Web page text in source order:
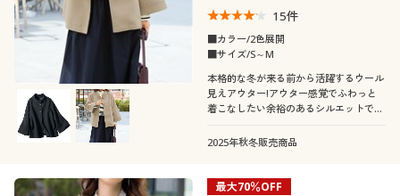
15件
■カラー/2色展開
■サイズ/S～M
本格的な冬が来る前から活躍するウール
見えアウター!アウター感覚でふわっと
着こなしたい余裕のあるシルエットで
2025年秋冬販売商品
最大70％OFF